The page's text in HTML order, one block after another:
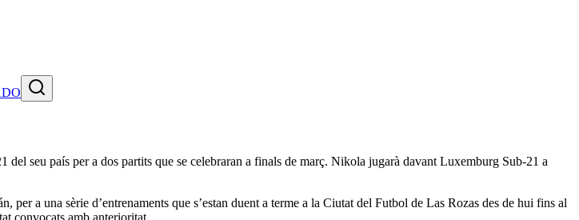
seu país per a dos partits que se celebraran a finals de març. Nikola jugarà davant Luxemburg Sub-21 a
a una sèrie d’entrenaments que s’estan duent a terme a la Ciutat del Futbol de Las Rozas des de hui fins al
convocats amb anterioritat.